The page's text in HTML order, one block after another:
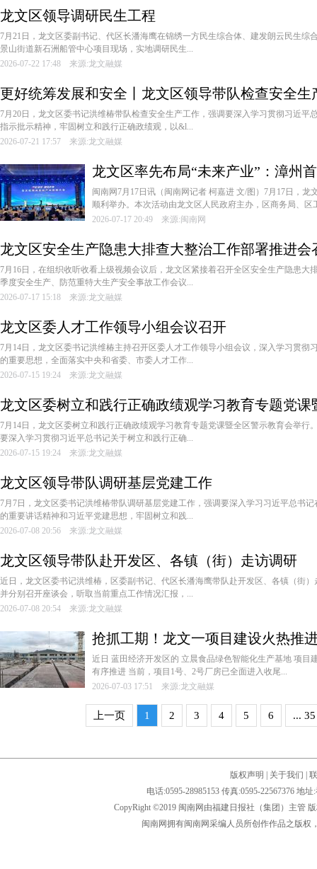
龙文区领导调研民生工程
7月21日，龙文区委副书记、代区长潘海鹰在锦绣一方民生综合体、建发朗云民生综
景山街道新石洲船管中心项目现场，实地调研民生...
2026-07-22 17:48 来源:龙文融媒
更好统筹发展和安全丨龙文区领导带队检查安全生
7月20日，龙文区委书记洪维椿带队检查安全生产工作，强调要深入学习贯彻习近平
指示批示精神，牢固树立和践行正确政绩观，以&l...
2026-07-21 17:57 来源:龙文融媒
龙文区率先布局“未来产业”：漳州
盛大启幕
闽南网7月17日讯（闽南网记者 柯嘉进 文/图）7月17日，龙
顺利举办。本次活动由龙文区人民政府主办，区商务局、区
2026-07-17 20:49 来源:闽南网
龙文区安全生产隐患大排查大整治工作部署推进会
7月16日，在组织收听收看上级视频会议后，龙文区紧接着召开全区安全生产隐患大
季度安全生产、防范重特大生产安全事故工作会议...
2026-07-17 15:18 来源:龙文融媒
龙文区委人才工作领导小组会议召开
7月14日，龙文区委书记洪维椿主持召开区委人才工作领导小组会议，深入学习贯彻
的重要思想，全面落实中央和省委、市委人才工作...
2026-07-15 19:24 来源:龙文融媒
龙文区委树立和践行正确政绩观学习教育专题党
7月14日，龙文区委树立和践行正确政绩观学习教育专题党课暨全区警示教育会举行
要深入学习贯彻习近平总书记关于树立和践行正确...
2026-07-15 19:24 来源:龙文融媒
龙文区领导带队调研基层党建工作
7月7日，龙文区委书记洪维椿带队调研基层党建工作，强调要深入学习习近平总书
的重要讲话精神和习近平党建思想，牢固树立和践...
2026-07-08 20:56 来源:龙文融媒
龙文区领导带队赴开发区、各镇（街）走访调研
近日，龙文区委书记洪维椿，区委副书记、代区长潘海鹰带队赴开发区、各镇（街
并分别召开座谈会，听取当前重点工作情况汇报，...
2026-07-08 20:54 来源:龙文融媒
抢抓工期！龙文一项目建设火热推
近日 蓝田经济开发区的 立晨食品绿色智能化生产基地 项目
有序推进 当前，项目1号、2号厂房已全面进入收尾...
2026-07-03 17:51 来源:龙文融媒
上一页 1 2 3 4 5 6 ... 35
版权声明 关于我们
电话:0595-28985153 传真:0595-22567376 地
CopyRight ©2019 闽南网由福建日报社（集团）主管
闽南网拥有闽南网采编人员所创作作品之版